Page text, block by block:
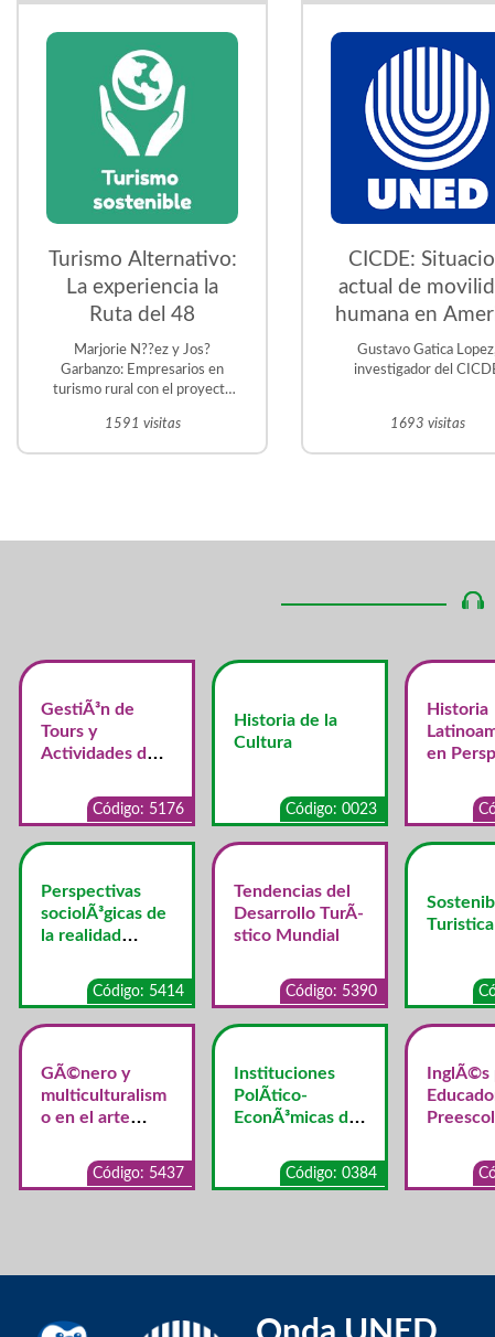
Turismo Alternativo:
La experiencia la
Ruta del 48
Marjorie N??ez y Jos?
Garbanzo: Empresarios en
turismo rural con el proyecto
Violeta. Frailes de
Desamparados Martin Vargas
1591 visitas
CICDE:
actual de
humana en
Latina. Desafios
prioritarios para
Gustavo Gatica
investigador del
1693 visitas
GestiÃ³n de
Tours y
Actividades de
Alternativo y de
Aventura
Código: 5176
Historia de la
Cultura
Código: 0023
Historia
en
Perspectivas
sociolÃ³gicas de
la realidad
Código: 5414
Tendencias del
Desarrollo TurÃ­
stico Mundial
Código: 5390
Turistica
GÃ©nero y
multiculturalism
o en el arte
Código: 5437
Instituciones
PolÃ­tico-
EconÃ³micas de
Código: 0384
InglÃ©s